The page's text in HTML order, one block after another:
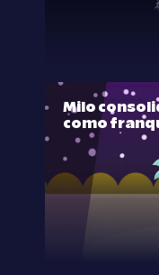
Milo
como